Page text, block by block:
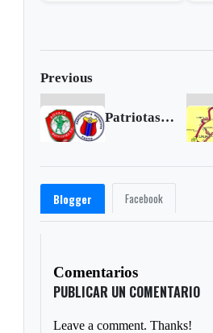
Previous
Patriotas se pone a 90 minutos de la A
Blogger Facebook
Comentarios
PUBLICAR UN COMENTARIO
Leave a comment. Thanks!